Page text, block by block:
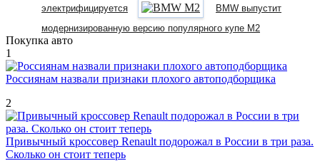
электрифицируется
BMW выпустит
модернизированную версию популярного купе M2
Покупка авто
1
Россиянам назвали признаки плохого автоподборщика
2
Привычный кроссовер Renault подорожал в России в три раза.
Сколько он стоит теперь